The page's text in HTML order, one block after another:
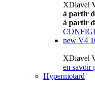
XDiavel
à partir
à partir
new V4
XDiavel
en savoir
Hypermotard